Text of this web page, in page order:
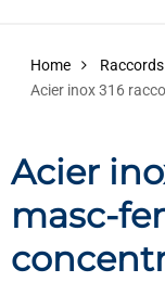
Home Raccords
Acier inox 316
Acier
masc-